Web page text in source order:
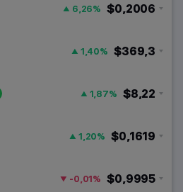
$0,2006
6,26%
$369,3
1,40%
$8,22
1,87%
$0,1619
1,20%
$0,9995
-0,01%